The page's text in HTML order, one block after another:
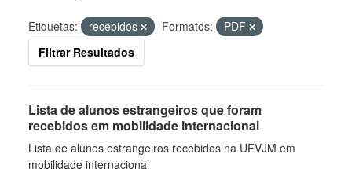
Etiquetas: recebidos Formatos:
PDF
Filtrar Resultados
Lista de alunos estrangeiros que foram
recebidos em mobilidade internacional
Lista de alunos estrangeiros recebidos na UFVJM em
mobilidade internacional